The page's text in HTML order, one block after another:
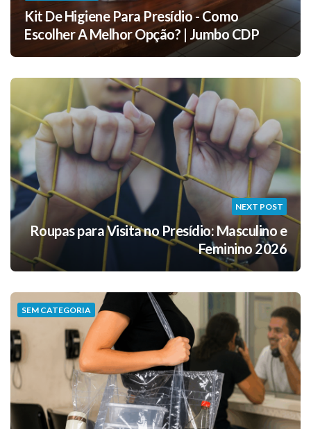
Kit De Higiene Para Presídio - Como
Escolher A Melhor Opção? | Jumbo CDP
NEXT POST
Roupas para Visita no Presídio: Masculino e
Feminino 2026
SEM CATEGORIA